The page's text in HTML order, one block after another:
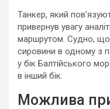
Танкер, який
привернув увагу
маршрутом. Судно,
сировини в одному з
у бік Балтійського
в інший бік.
Можлива